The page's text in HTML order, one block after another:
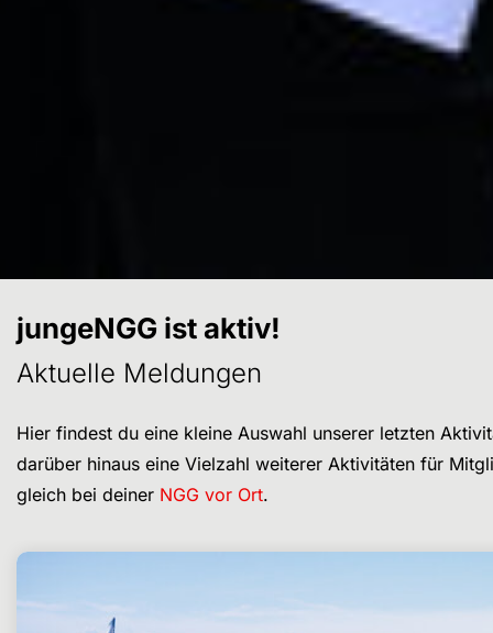
jungeNGG ist aktiv!
Aktuelle Meldungen
Hier findest du eine kleine Auswahl unserer letzten
darüber hinaus eine Vielzahl weiterer Aktivitäten für
gleich bei deiner NGG vor Ort.